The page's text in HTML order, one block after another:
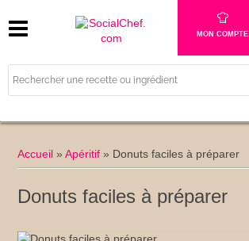
MON COMPTE
Accueil »Apéritif » Donuts faciles à préparer
Donuts faciles à préparer